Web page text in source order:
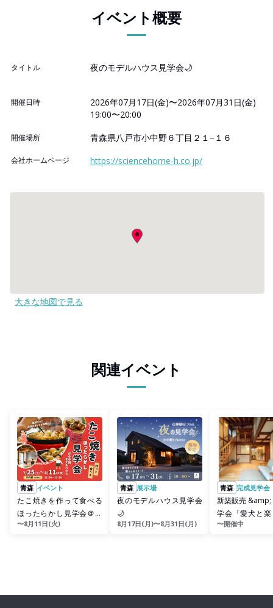
イベント概要
タイトル 夜のモデルハウス見学会🌙
開催日時
2026年07月17日(金)〜2026年07月31日(金)
19:00〜20:00
開催場所 青森県八戸市小中野６丁目２１−１６
会社ホームページ https://sciencehome-h.co.jp/
大きな地図で見る
関連イベント
青森 イベント
たこ焼きを作って食べる
ほったらかし見学会＠小
中野モデルハウス
〜8月11日(火)
青森 展示場
夜のモデルハウス見学会
🌙
8月17日(月)〜8月31日(月)
青森 完成見学会
新築販売 &amp;
学会「愛犬と
園そばのシア
〜開催中